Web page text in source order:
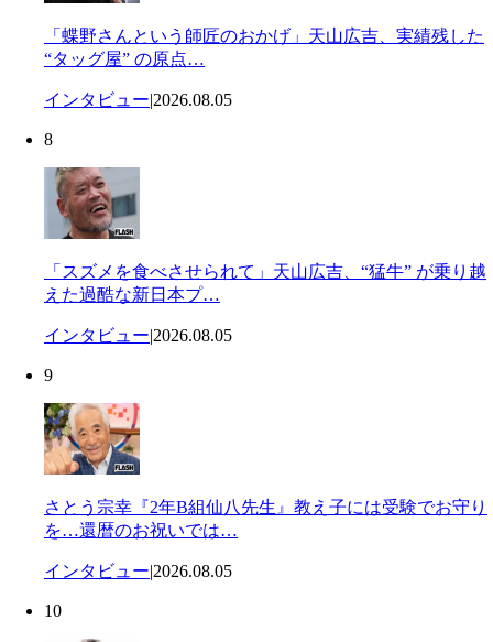
「蝶野さんという師匠のおかげ」天山広吉、実績残した
“タッグ屋” の原点…
インタビュー|2026.08.05
8
「スズメを食べさせられて」天山広吉、“猛牛” が乗り越
えた過酷な新日本プ…
インタビュー|2026.08.05
9
さとう宗幸『2年B組仙八先生』教え子には受験でお守り
を…還暦のお祝いでは…
インタビュー|2026.08.05
10